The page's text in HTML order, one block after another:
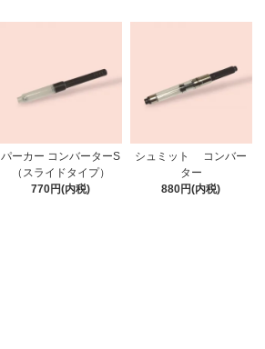
パーカー コンバーターS
（スライドタイプ）
770円(内税)
シュミット コンバー
ター
880円(内税)